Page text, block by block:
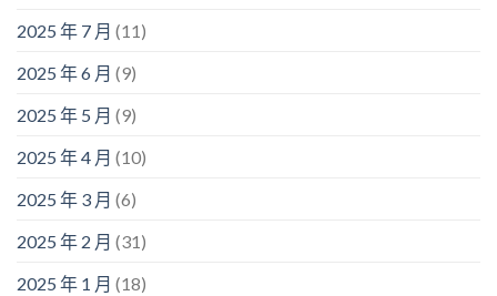
2025 年 7 月 (11)
2025 年 6 月 (9)
2025 年 5 月 (9)
2025 年 4 月 (10)
2025 年 3 月 (6)
2025 年 2 月 (31)
2025 年 1 月 (18)